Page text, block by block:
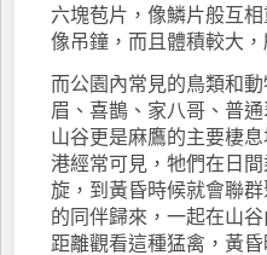
六塊苞片，像鱗片般互
像吊鐘，而且體積較大
而公園內常見的鳥類和
眉、喜鵲、家八哥、普
山谷更是麻鷹的主要棲
港經常可見，牠們在日
旋，到黃昏時候就會聯
的同伴歸來，一起在山
距離觀看這種猛禽，黃